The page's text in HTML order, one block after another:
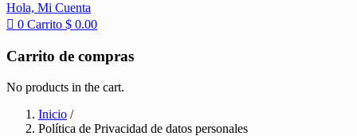
Hola, Mi Cuenta
0 Carrito $ 0.00
Carrito de compras
No products in the cart.
Inicio /
Política de Privacidad de datos personales